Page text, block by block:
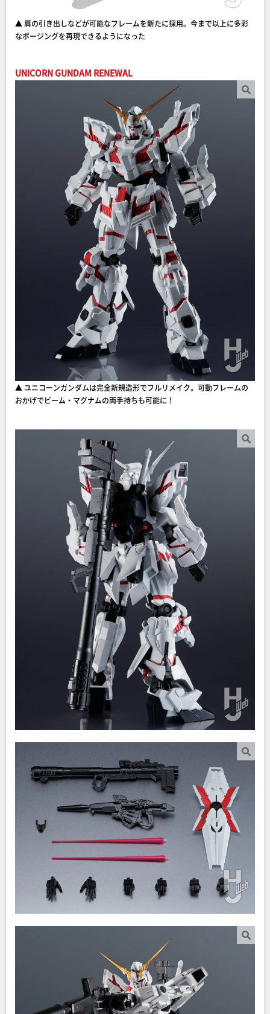
▲ 肩の引き出しなどが可能なフレームを新たに採用。今まで以上に多彩
なポージングを再現できるようになった
UNICORN GUNDAM RENEWAL
▲ ユニコーンガンダムは完全新規造形でフルリメイク。可動フレームの
おかげでビーム・マグナムの両手持ちも可能に！